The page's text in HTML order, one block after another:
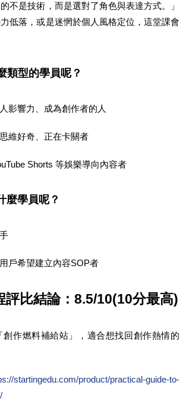
不是技術，而是選對了角色與表達方式。」
低落，或是迷惘於個人風格定位，這堂課會
類型的學員呢？
影響力、成為創作者的人
維好奇、正在卡關者
Shorts 等娛樂導向內容者
麼學員呢？
戶希望建立內容SOP者
評比結論：8.5/10(10分最高)
作燃料補給站」，適合想找回創作熱情的
startingedu.com/product/practical-guide-to-